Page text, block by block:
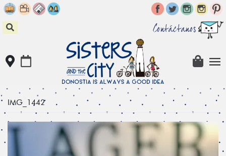
Skip
to
content
Contáctanos
IMG_1442